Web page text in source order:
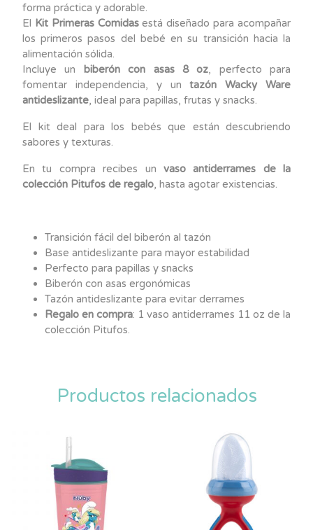
forma práctica y adorable.
El Kit Primeras Comidasestá diseñado para acompañar
los primeros pasos del bebé en su transición hacia la
alimentación sólida.
Incluye un biberón con asas 8 oz, perfecto para
fomentar independencia, y untazón Wacky Ware
antideslizante, ideal para papillas, frutas y snacks.
El kit deal para los bebés que están descubriendo
sabores y texturas.
En tu compra recibes un vaso antiderrames de la
colección Pitufos de regalo, hasta agotar existencias.
Transición fácil del biberón al tazón
Base antideslizante para mayor estabilidad
Perfecto para papillas y snacks
Biberón con asas ergonómicas
Tazón antideslizante para evitar derrames
Regalo en compra: 1 vaso antiderrames 11 oz de la
colección Pitufos.
Productos relacionados